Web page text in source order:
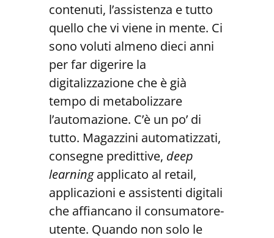
contenuti, l’assistenza e tutto
quello che vi viene in mente. Ci
sono voluti almeno dieci anni
per far digerire la
digitalizzazione che è già
tempo di metabolizzare
l’automazione. C’è un po’ di
tutto. Magazzini automatizzati,
consegne predittive, deep
learningapplicato al retail,
applicazioni e assistenti digitali
che affiancano il consumatore-
utente. Quando non solo le